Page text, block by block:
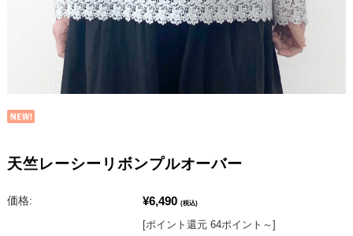
天竺レーシーリボンプルオーバー
価格: ¥6,490 (税込)
[ポイント還元 64ポイント～]